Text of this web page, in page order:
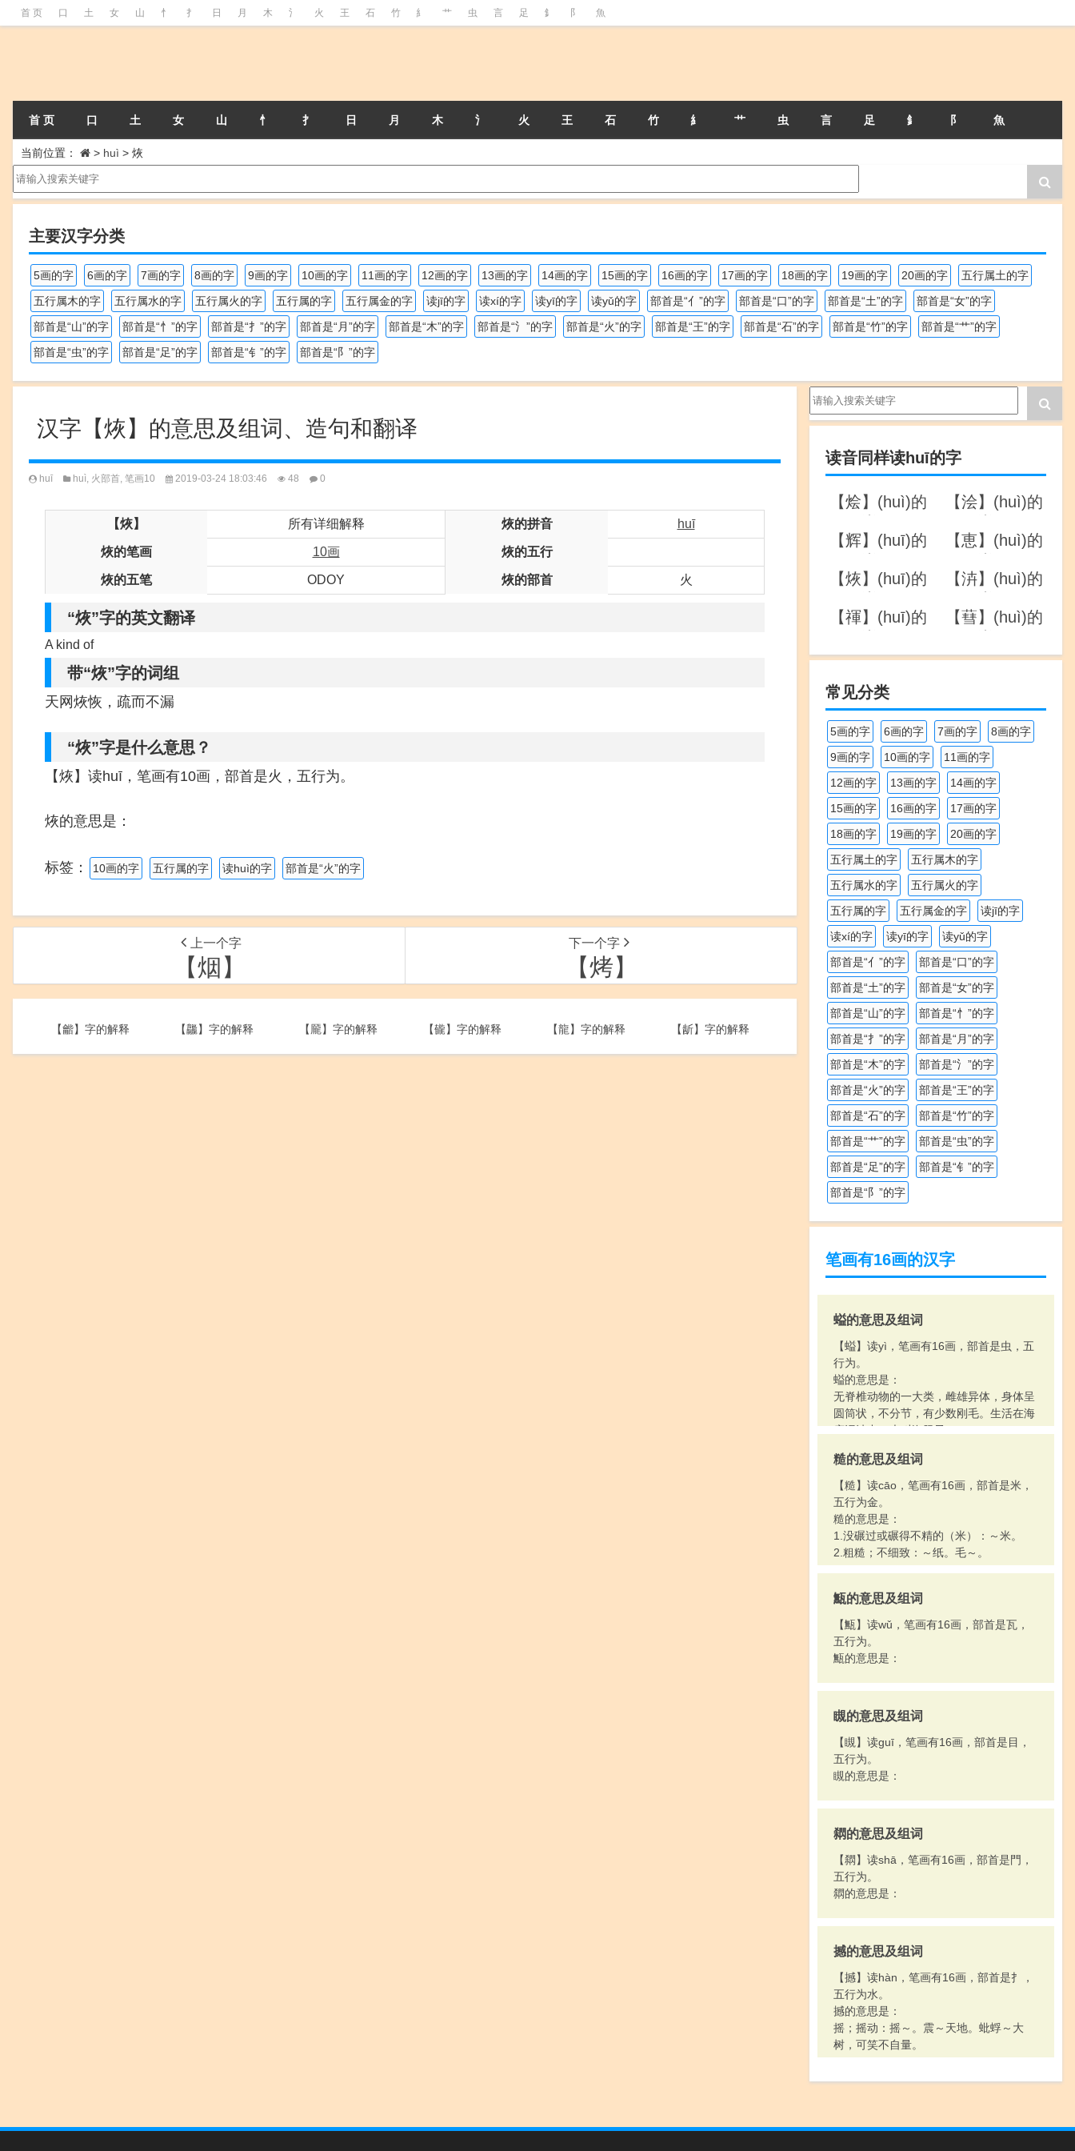
首 页 口 土 女 山 忄 扌 日 月 木 氵 火 王 石 竹 糹 艹 虫 言 足 釒 阝 魚
首 页 口 土 女 山 忄 扌 日 月 木 氵 火 王 石 竹 糹 艹 虫 言 足 釒 阝 魚
当前位置： > huì > 烣
主要汉字分类
5画的字 6画的字 7画的字 8画的字 9画的字 10画的字 11画的字 12画的字 13画的字 14画的字 15画的字 16画的字 17画的字 18画的字 19画的字 20画的字
五行属土的字
五行属木的字
五行属水的字 五行属火的字 五行属的字 五行属金的字 读jī的字 读xí的字 读yī的字 读yǔ的字 部首是“亻”的字 部首是“口”的字 部首是“土”的字
部首是“女”的字
部首是“山”的字
部首是“忄”的字 部首是“扌”的字 部首是“月”的字 部首是“木”的字 部首是“氵”的字 部首是“火”的字 部首是“王”的字 部首是“石”的字 部首是“竹”的字
部首是“艹”的字
部首是“虫”的字
部首是“足”的字 部首是“钅”的字 部首是“阝”的字
汉字【烣】的意思及组词、造句和翻译
huī huì, 火部首, 笔画10 2019-03-24 18:03:46 48 0
【烣】 所有详细解释 烣的拼音 huī
烣的笔画 10画 烣的五行
烣的五笔 ODOY 烣的部首 火
“烣”字的英文翻译
A kind of
带“烣”字的词组
天网烣恢，疏而不漏
“烣”字是什么意思？
【烣】读huī，笔画有10画，部首是火，五行为。
烣的意思是：
标签： 10画的字 五行属的字 读huì的字 部首是“火”的字
上一个字
【烟】
下一个字
【烤】
【龤】字的解释 【龘】字的解释 【龎】字的解释 【龓】字的解释 【龍】字的解释 【龂】字的解释
读音同样读huī的字
【烩】(huì)的
【浍】(huì)的
【辉】(huī)的
【恵】(huì)的
【烣】(huī)的
【泋】(huì)的
【禈】(huī)的
【蔧】(huì)的
常见分类
5画的字 6画的字 7画的字
8画的字
9画的字
10画的字
11画的字
12画的字
13画的字
14画的字
15画的字
16画的字
17画的字
18画的字
19画的字
20画的字
五行属土的字
五行属木的字
五行属水的字
五行属火的字
五行属的字
五行属金的字
读jī的字
读xí的字
读yī的字
读yǔ的字
部首是“亻”的字
部首是“口”的字
部首是“土”的字
部首是“女”的字
部首是“山”的字
部首是“忄”的字
部首是“扌”的字
部首是“月”的字
部首是“木”的字
部首是“氵”的字
部首是“火”的字
部首是“王”的字
部首是“石”的字
部首是“竹”的字
部首是“艹”的字
部首是“虫”的字
部首是“足”的字
部首是“钅”的字
部首是“阝”的字
笔画有16画的汉字
螠的意思及组词
【螠】读yì，笔画有16画，部首是虫，五
行为。
螠的意思是：
无脊椎动物的一大类，雌雄异体，身体呈
圆筒状，不分节，有少数刚毛。生活在海
底泥沙中。也叫海肠子。
糙的意思及组词
【糙】读cāo，笔画有16画，部首是米，
五行为金。
糙的意思是：
1.没碾过或碾得不精的（米）：～米。
2.粗糙；不细致：～纸。毛～。
甒的意思及组词
【甒】读wǔ，笔画有16画，部首是瓦，
五行为。
甒的意思是：
瞡的意思及组词
【瞡】读guī，笔画有16画，部首是目，
五行为。
瞡的意思是：
閷的意思及组词
【閷】读shā，笔画有16画，部首是門，
五行为。
閷的意思是：
撼的意思及组词
【撼】读hàn，笔画有16画，部首是扌，
五行为水。
撼的意思是：
摇；摇动：摇～。震～天地。蚍蜉～大
树，可笑不自量。